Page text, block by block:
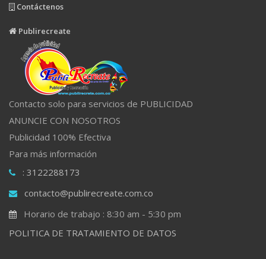
Contáctenos
Publirecreate
Contacto solo para servicios de PUBLICIDAD
ANUNCIE CON NOSOTROS
Publicidad 100% Efectiva
Para más información
: 3122288173
contacto@publirecreate.com.co
Horario de trabajo : 8:30 am - 5:30 pm
POLITICA DE TRATAMIENTO DE DATOS